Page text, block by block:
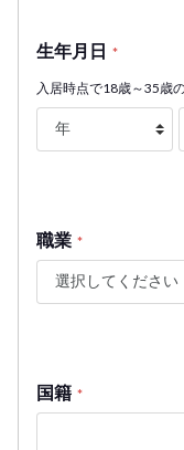
生年月日 *
入居時点で18歳～35歳
職業 *
国籍 *